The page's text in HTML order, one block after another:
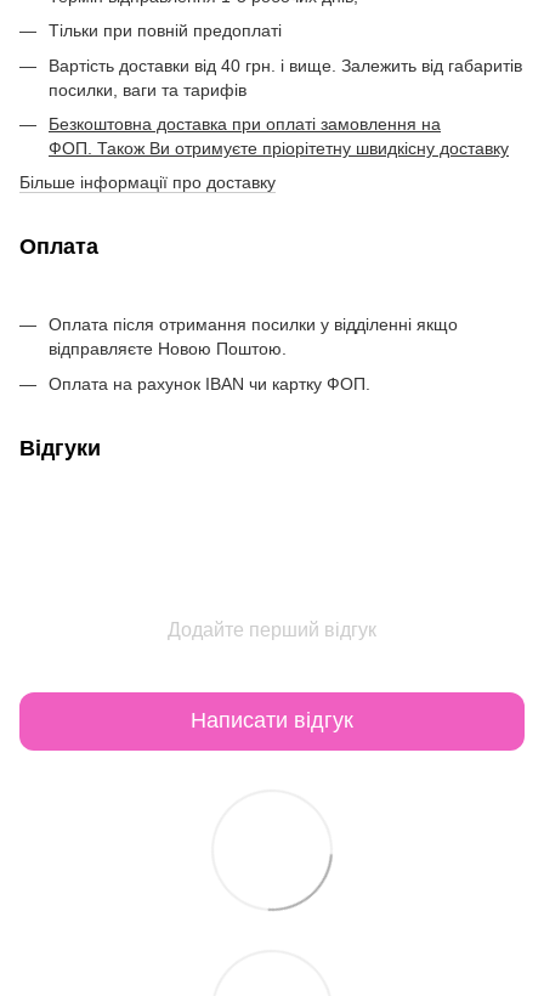
Тільки при повній предоплаті
Вартість доставки від 40 грн. і вище. Залежить від габаритів
посилки, ваги та тарифів
Безкоштовна доставка при оплаті замовлення на
ФОП. Також Ви отримуєте пріорітетну швидкісну доставку
Більше інформації про доставку
Оплата
Оплата після отримання посилки у відділенні якщо
відправляєте Новою Поштою.
Оплата на рахунок IBAN чи картку ФОП.
Відгуки
Додайте перший відгук
Написати відгук